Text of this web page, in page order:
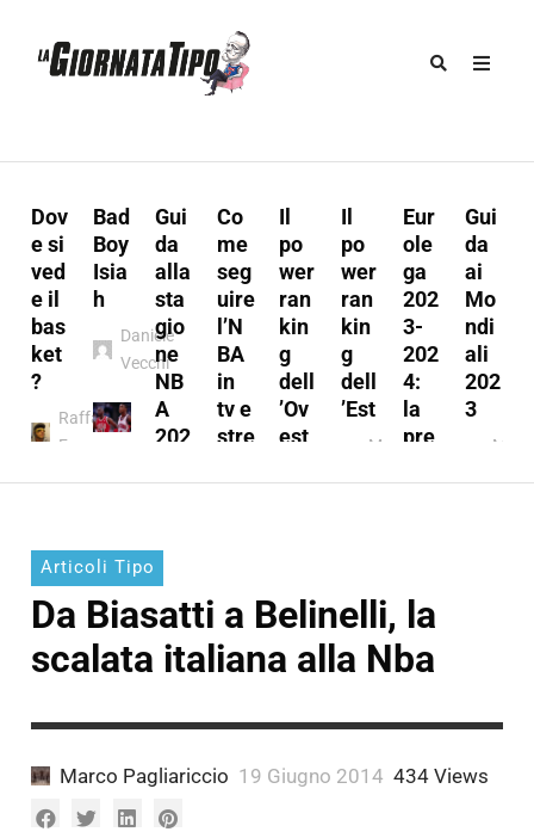
Dov
e si
ved
e il
bas
ket
?
Raffaele
Ferraro
Bad
Boy
Isia
h
Daniele
Vecchi
Gui
da
alla
sta
gio
ne
NB
A
202
024
Co
me
seg
uire
l’N
BA
in
tv e
stre
ng
Il
po
wer
ran
kin
g
dell
’Ov
est
Il
po
wer
ran
kin
g
dell
’Est
Marco
Eur
ole
ga
202
3-
202
4:
la
pre
w
Gui
da
ai
Mo
ndi
ali
202
3
l
Articoli Tipo
Da Biasatti a Belinelli, la
scalata italiana alla Nba
Marco Pagliariccio 19 Giugno 2014 434 Views